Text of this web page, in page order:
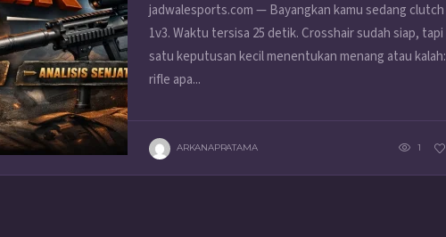
jadwalesports.com — Bayangkan kamu sedang clutch
1v3. Waktu tersisa 25 detik. Crosshair sudah siap, tapi
satu keputusan kecil menentukan menang atau kalah:
rifle apa...
ARKANAPRATAMA 1